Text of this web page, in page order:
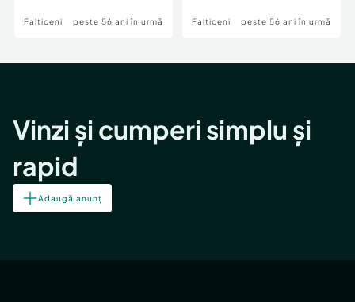
Falticeni peste 56 ani în urmă Falticeni peste 56 ani în urmă
Vinzi și cumperi simplu și
rapid
Adaugă anunț